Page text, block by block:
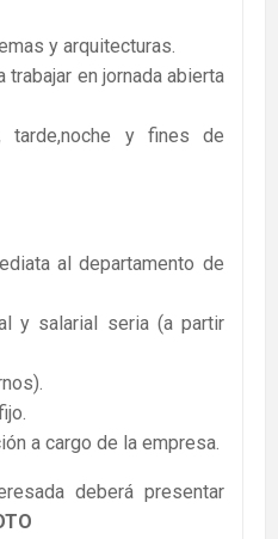
y arquitecturas.
trabajar en jornada abierta
tarde,noche y fines de
al departamento de
y salarial seria (a partir
a cargo de la empresa.
deberá presentar